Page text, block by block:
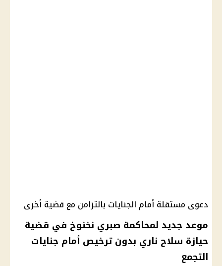
دعوى مستقلة أمام الجنايات بالتزامن مع قضية أخرى
موعد جديد لمحاكمة صبري نخنوخ في قضية
حيازة سلاح ناري بدون ترخيص أمام جنايات
التجمع